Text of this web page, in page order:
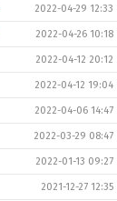
2022-04-29 12:33
2022-04-26 10:18
2022-04-12 20:12
2022-04-12 19:04
2022-04-06 14:47
2022-03-29 08:47
2022-01-13 09:27
2021-12-27 12:35